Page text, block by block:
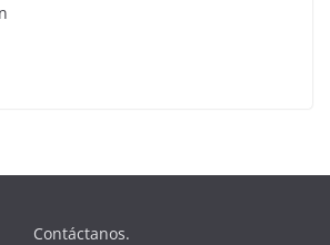
Contáctanos.